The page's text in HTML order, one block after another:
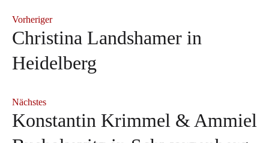
Vorheriger
Christina Landshamer in
Heidelberg
Nächstes
Konstantin Krimmel & Ammiel